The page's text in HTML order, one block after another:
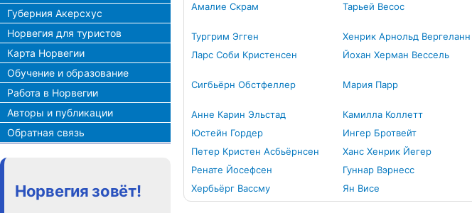
Губерния Акерсхус
Норвегия для туристов
Карта Норвегии
Обучение и образование
Работа в Норвегии
Авторы и публикации
Обратная связь
Норвегия зовёт!
Амалие Скрам
Тарьей Весос
Тургрим Эгген Хенрик Арнольд Вергеланн
Ларс Соби Кристенсен
Йохан Херман Вессель
Сигбьёрн Обстфеллер Мария Парр
Анне Карин Эльстад Камилла Коллетт
Юстейн Гордер
Ингер Бротвейт
Петер Кристен Асбьёрнсен
Ханс Хенрик Йегер
Ренате Йосефсен
Гуннар Вэрнесс
Хербьёрг Вассму
Ян Висе